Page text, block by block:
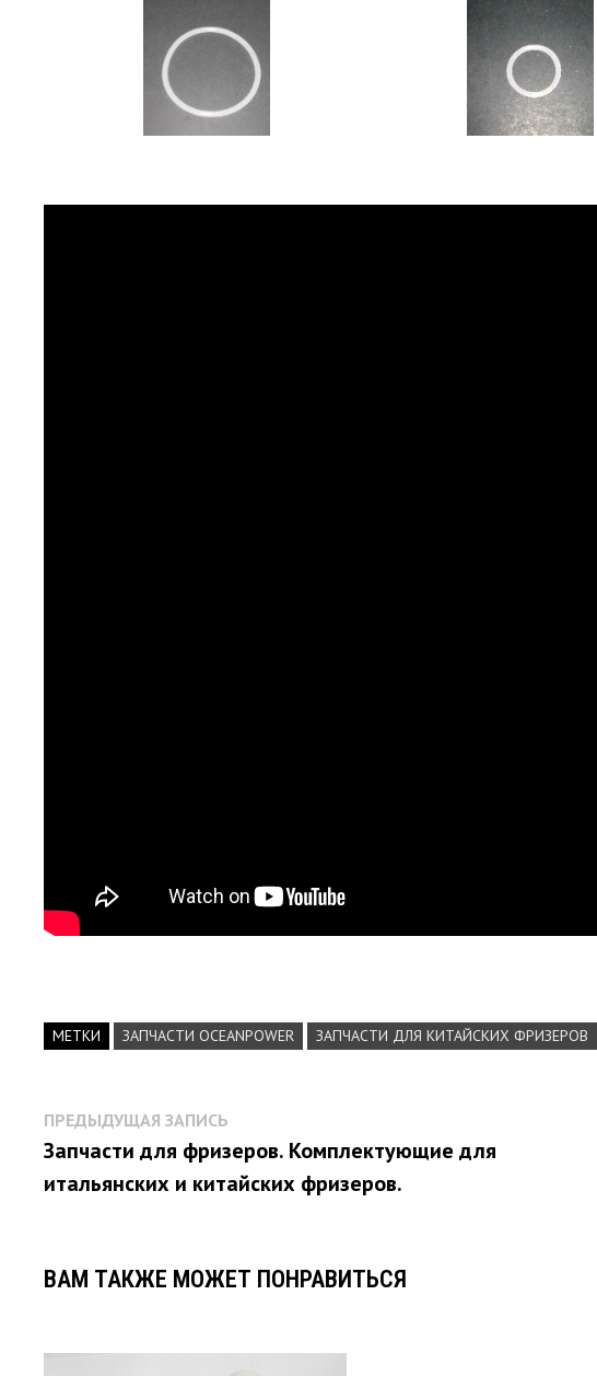
МЕТКИ ЗАПЧАСТИ OCEANPOWER ЗАПЧАСТИ ДЛЯ КИТАЙСКИХ ФРИЗЕРОВ
Навигация
по
записям
ПРЕДЫДУЩАЯ ЗАПИСЬ
запись:
Запчасти для фризеров. Комплектующие для
итальянских и китайских фризеров.
ВАМ ТАКЖЕ МОЖЕТ ПОНРАВИТЬСЯ